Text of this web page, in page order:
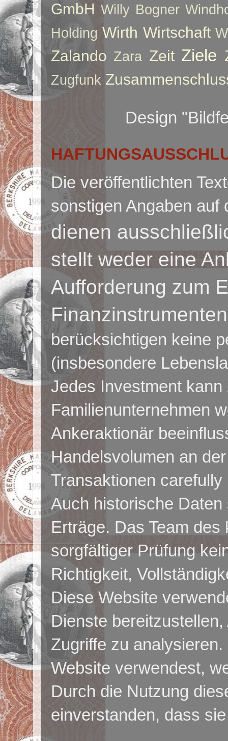
GmbH Willy Bogner
Holding Wirth Wirtschaft
Zalando Zara Zeit Ziele
Zugfunk
Design
Die veröffentlichten
sonstigen Angaben auf
dienen
stellt weder eine
Aufforderung zum
berücksichtigen keine
(insbesondere
Jedes Investment
Familienunternehmen
Ankeraktionär
Handelsvolumen an
Transaktionen
Auch historische
Erträge. Das Team
sorgfältiger Prüfung
Richtigkeit,
Diese Website
Dienste
Zugriffe zu
Website verwendest,
Durch die Nutzung
einverstanden, dass